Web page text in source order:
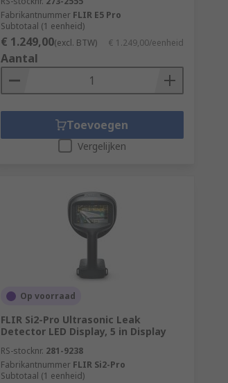
Fabrikantnummer FLIR E5 Pro
Subtotaal (1 eenheid)
€ 1.249,00(excl. BTW) € 1.249,00/eenheid
Aantal
Toevoegen
Vergelijken
Op voorraad
FLIR Si2-Pro Ultrasonic Leak
Detector LED Display, 5 in Display
RS-stocknr. 281-9238
Fabrikantnummer FLIR Si2-Pro
Subtotaal (1 eenheid)